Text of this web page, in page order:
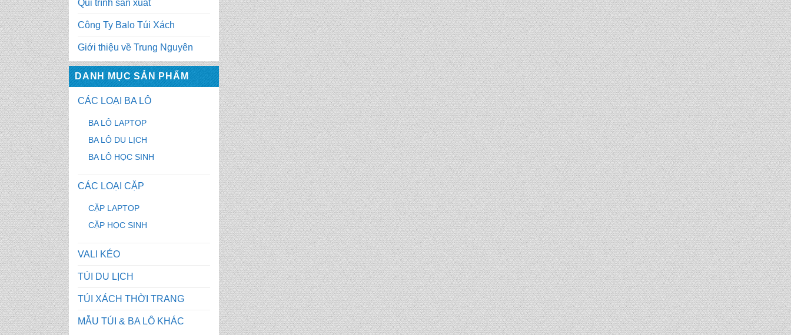
Qui trình sản xuất
Công Ty Balo Túi Xách
Giới thiệu về Trung Nguyên
DANH MỤC SẢN PHẨM
CÁC LOẠI BA LÔ
BA LÔ LAPTOP
BA LÔ DU LỊCH
BA LÔ HỌC SINH
CÁC LOẠI CẶP
CẶP LAPTOP
CẶP HỌC SINH
VALI KÉO
TÚI DU LỊCH
TÚI XÁCH THỜI TRANG
MẪU TÚI & BA LÔ KHÁC